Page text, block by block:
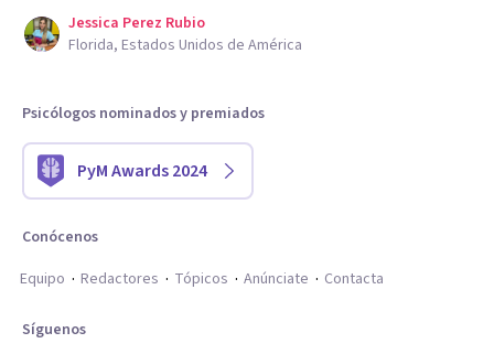
Jessica Perez Rubio
Florida, Estados Unidos de América
Psicólogos nominados y premiados
PyM Awards 2024
Conócenos
Equipo
Redactores Tópicos Anúnciate Contacta
Síguenos